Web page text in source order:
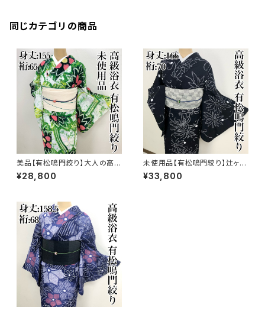
同じカテゴリの商品
美品【有松鳴門絞り】大人の高級
浴衣 有松絞りs229
¥28,800
未使用品【有松鳴門絞り】辻ヶ
花 大人の高級浴衣 有松絞り
s226
¥33,800